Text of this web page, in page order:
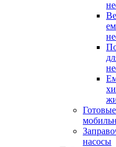
насосы